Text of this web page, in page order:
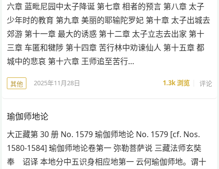
六章 蓝毗尼园中太子降诞 第七章 相者的预言 第八章 太子
少年时的教育 第九章 美丽的耶输陀罗妃 第十章 太子出城去
郊游 第十一章 最大的诱惑 第十二章 太子立志去出家 第十
三章 车匿和犍陟 第十四章 苦行林中劝谏仙人 第十五章 都
城中的悲哀 第十六章 王师追至苦行…
其他 2025年11月28日 1.3k浏览 评论
瑜伽师地论
大正藏第 30 册 No. 1579 瑜伽师地论 No. 1579 [cf. Nos.
1580-1584] 瑜伽师地论卷第一 弥勒菩萨说 三藏法师玄奘
奉 诏译 本地分中五识身相应地第一 云何瑜伽师地。谓十